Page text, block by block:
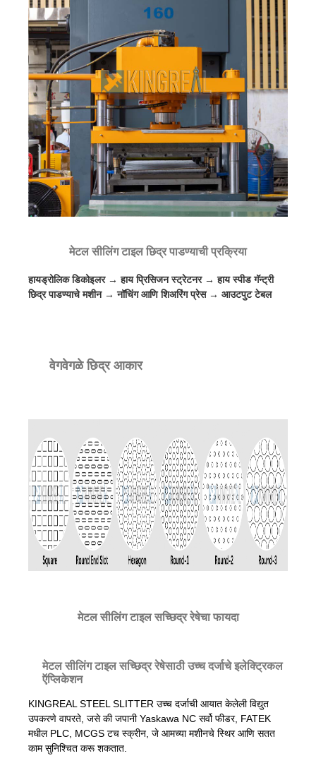
मेटल सीलिंग टाइल छिद्र पाडण्याची प्रक्रिया
हायड्रोलिक डिकोइलर → हाय प्रिसिजन स्ट्रेटनर → हाय स्पीड गॅन्ट्री
छिद्र पाडण्याचे मशीन → नॉचिंग आणि शिअरिंग प्रेस → आउटपुट टेबल
वेगवेगळे छिद्र आकार
मेटल सीलिंग टाइल सच्छिद्र रेषेचा फायदा
मेटल सीलिंग टाइल सच्छिद्र रेषेसाठी उच्च दर्जाचे इलेक्ट्रिकल
ऍप्लिकेशन
KINGREAL STEEL SLITTER उच्च दर्जाची आयात केलेली विद्युत
उपकरणे वापरते, जसे की जपानी Yaskawa NC सर्वो फीडर, FATEK
मधील PLC, MCGS टच स्क्रीन, जे आमच्या मशीनचे स्थिर आणि सतत
काम सुनिश्चित करू शकतात.